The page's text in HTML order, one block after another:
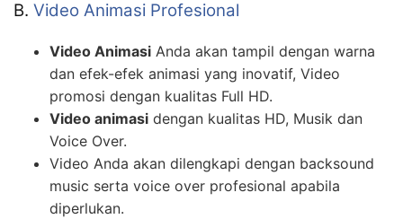
B. Video Animasi Profesional
Video Animasi Anda akan tampil dengan warna
dan efek-efek animasi yang inovatif, Video
promosi dengan kualitas Full HD.
Video animasi dengan kualitas HD, Musik dan
Voice Over.
Video Anda akan dilengkapi dengan backsound
music serta voice over profesional apabila
diperlukan.